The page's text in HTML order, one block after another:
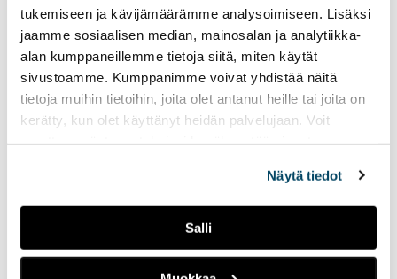
tukemiseen ja kävijämäärämme analysoimiseen. Lisäksi
jaamme sosiaalisen median, mainosalan ja analytiikka-
alan kumppaneillemme tietoja siitä, miten käytät
sivustoamme. Kumppanimme voivat yhdistää näitä
tietoja muihin tietoihin, joita olet antanut heille tai joita on
kerätty, kun olet käyttänyt heidän palvelujaan. Voit
Näytä tiedot
Salli
pääteemana on
ystävyys
14.02.2023 UUTISET
Tällä viikolla lähetyksissä
näkyy ja kuuluu ystäväpäivä
sekä Suomen yksi suurin
Pikkulaskiainen.
Radio Tutkan
perinteinen
jouluspesiaali päättää